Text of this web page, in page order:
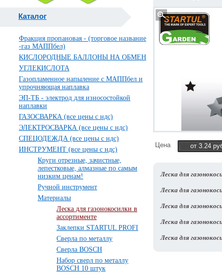
Каталог
Фракция пропановая - (торговое название
-газ МАППбел)
КИСЛОРОДНЫЕ БАЛЛОНЫ НА ОБМЕН
УГЛЕКИСЛОТА
Газопламенное напыление с МАППбел и
упрочняющая наплавка
ЭП-ТБ - электрод для износостойкой
наплавки
ГАЗОСВАРКА (все цены с ндс)
ЭЛЕКТРОСВАРКА (все цены с ндс)
СПЕЦОДЕЖДА (все цены с ндс)
ИНСТРУМЕНТ (все цены с ндс)
Круги отрезные, зачистные,
лепестковые, алмазные по самым
низким ценам!
Ручной инструмент
Материалы
Леска для газонокосилки в
ассортименте
Заклепки STARTUL PROFI
Сверла по металлу
Сверла BOSСH
Набор сверл по металлу
BOSCH 10 штук
Цена от 3.24
Леска для
Леска для
Леска для
Леска для
Леска для